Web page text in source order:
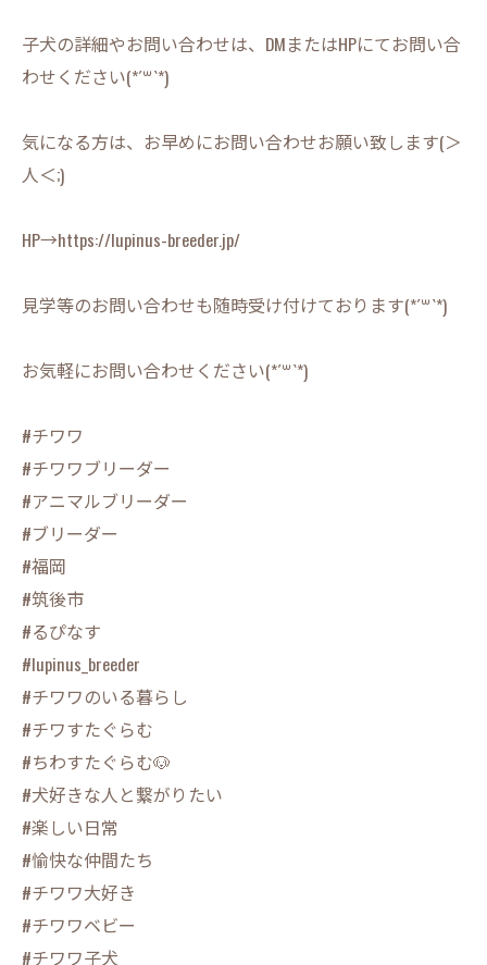
子犬の詳細やお問い合わせは、DMまたはHPにてお問い合
わせください(*´꒳`*)
気になる方は、お早めにお問い合わせお願い致します(＞
人＜;)
HP→https://lupinus-breeder.jp/
見学等のお問い合わせも随時受け付けております(*´꒳`*)
お気軽にお問い合わせください(*´꒳`*)
#チワワ
#チワワブリーダー
#アニマルブリーダー
#ブリーダー
#福岡
#筑後市
#るぴなす
#lupinus_breeder
#チワワのいる暮らし
#チワすたぐらむ
#ちわすたぐらむ🐶
#犬好きな人と繋がりたい
#楽しい日常
#愉快な仲間たち
#チワワ大好き
#チワワベビー
#チワワ子犬